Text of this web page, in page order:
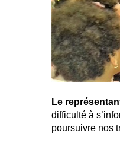
Le
difficulté à
poursuivre nos